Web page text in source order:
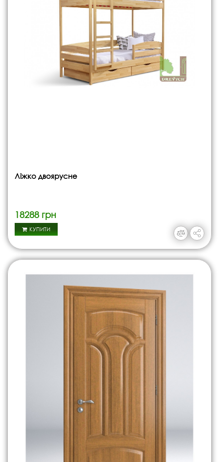
Ліжко двоярусне
18288 грн
КУПИТИ